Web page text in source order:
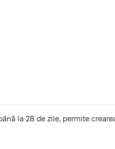
la 28 de zile, permite